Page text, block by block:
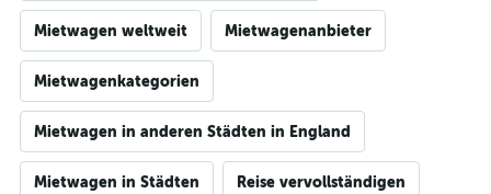
Mietwagen weltweit Mietwagenanbieter
Mietwagenkategorien
Mietwagen in anderen Städten in England
Mietwagen in Städten Reise vervollständigen